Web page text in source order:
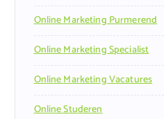
Online Marketing Purmerend
Online Marketing Specialist
Online Marketing Vacatures
Online Studeren